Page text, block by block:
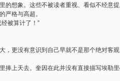
想象。这些不被读者重视、看似不经意
严格与高超。
被算计了！ ”
更没有意识到自己早就不是那个绝对客
上天去。奎因在此并没有直接描写埃勒